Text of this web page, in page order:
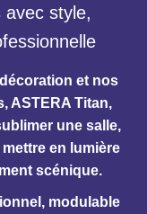
avec style,
et nos
ASTERA Titan,
une salle,
en lumière
scénique.
modulable